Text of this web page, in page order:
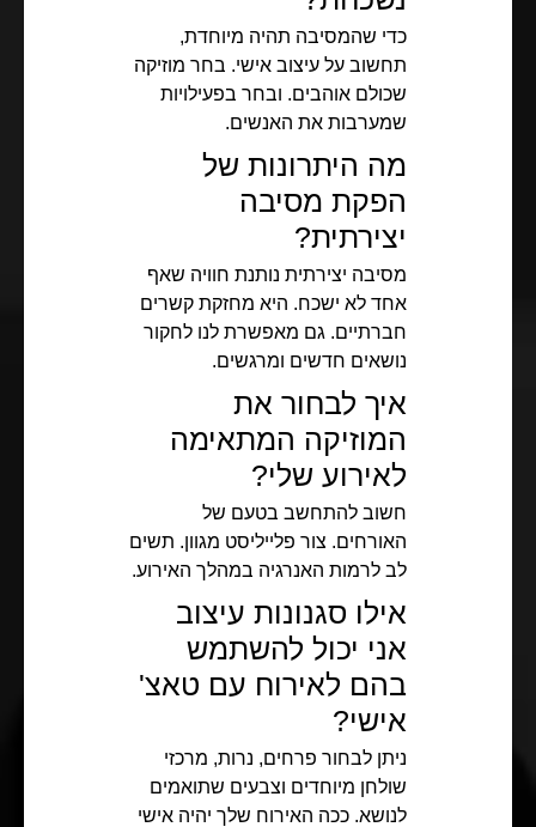
כדי שהמסיבה תהיה מיוחדת,
תחשוב על עיצוב אישי. בחר מוזיקה
שכולם אוהבים. ובחר בפעילויות
שמערבות את האנשים.
מה היתרונות של
הפקת מסיבה
יצירתית?
מסיבה יצירתית נותנת חוויה שאף
אחד לא ישכח. היא מחזקת קשרים
חברתיים. גם מאפשרת לנו לחקור
נושאים חדשים ומרגשים.
איך לבחור את
המוזיקה המתאימה
לאירוע שלי?
חשוב להתחשב בטעם של
האורחים. צור פלייליסט מגוון. תשים
לב לרמות האנרגיה במהלך האירוע.
אילו סגנונות עיצוב
אני יכול להשתמש
בהם לאירוח עם טאצ'
אישי?
ניתן לבחור פרחים, נרות, מרכזי
שולחן מיוחדים וצבעים שתואמים
לנושא. ככה האירוח שלך יהיה אישי